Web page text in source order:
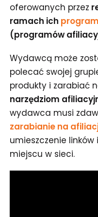
oferowanych przez
ramach ich
(programów
Wydawcą może
polecać swojej
produkty i zarabiać
narzędziom
wydawca musi
zarabianie na
umieszczenie
miejscu w sieci.